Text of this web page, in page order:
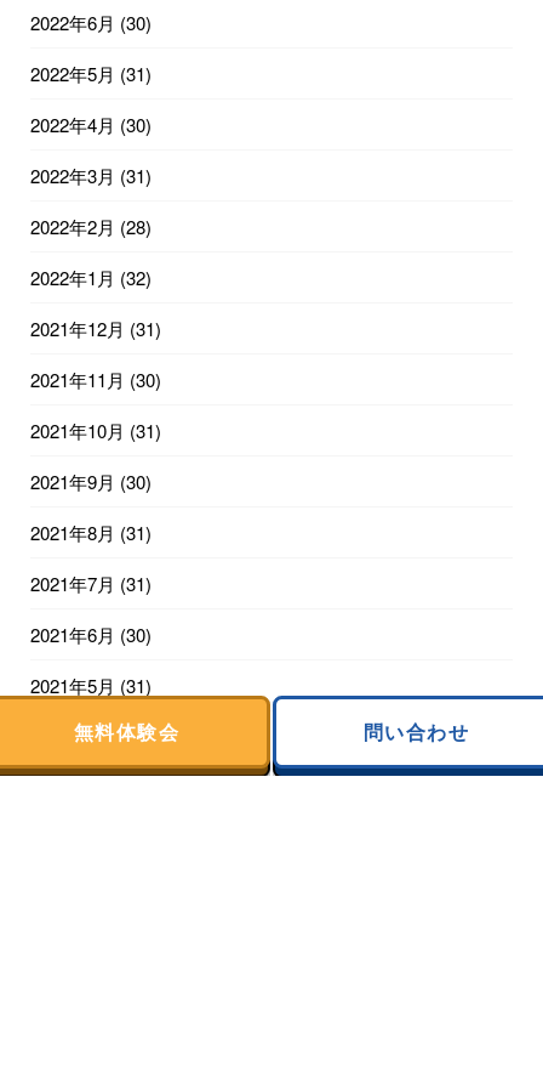
2022年6月 (30)
2022年5月 (31)
2022年4月 (30)
2022年3月 (31)
2022年2月 (28)
2022年1月 (32)
2021年12月 (31)
2021年11月 (30)
2021年10月 (31)
2021年9月 (30)
2021年8月 (31)
2021年7月 (31)
2021年6月 (30)
2021年5月 (31)
2021年4月(30)
無料体験会 問い合わせ